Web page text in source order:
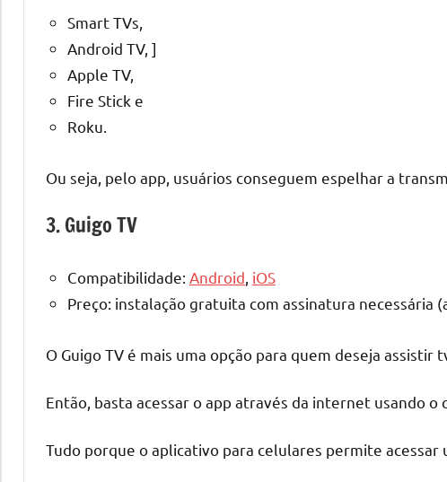
Smart TVs,
Android TV, ]
Apple TV,
Fire Stick e
Roku.
Ou seja, pelo app, usuários conseguem espelhar a
3. Guigo TV
Compatibilidade: Android, iOS
Preço: instalação gratuita com assinatura necessária
O Guigo TV é mais uma opção para quem deseja assistir
Então, basta acessar o app através da internet usando o
Tudo porque o aplicativo para celulares permite